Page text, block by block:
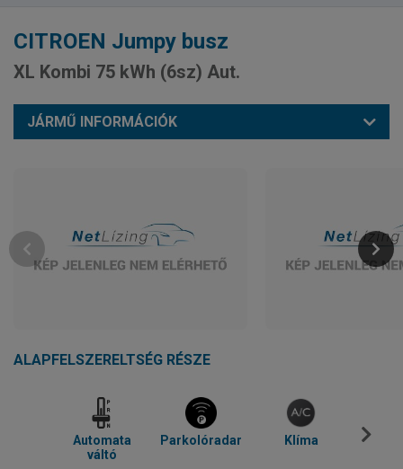
CITROEN Jumpy busz
XL Kombi 75 kWh (6sz) Aut.
JÁRMŰ INFORMÁCIÓK
ALAPFELSZERELTSÉG RÉSZE
Automata
váltó
Parkolóradar Klíma